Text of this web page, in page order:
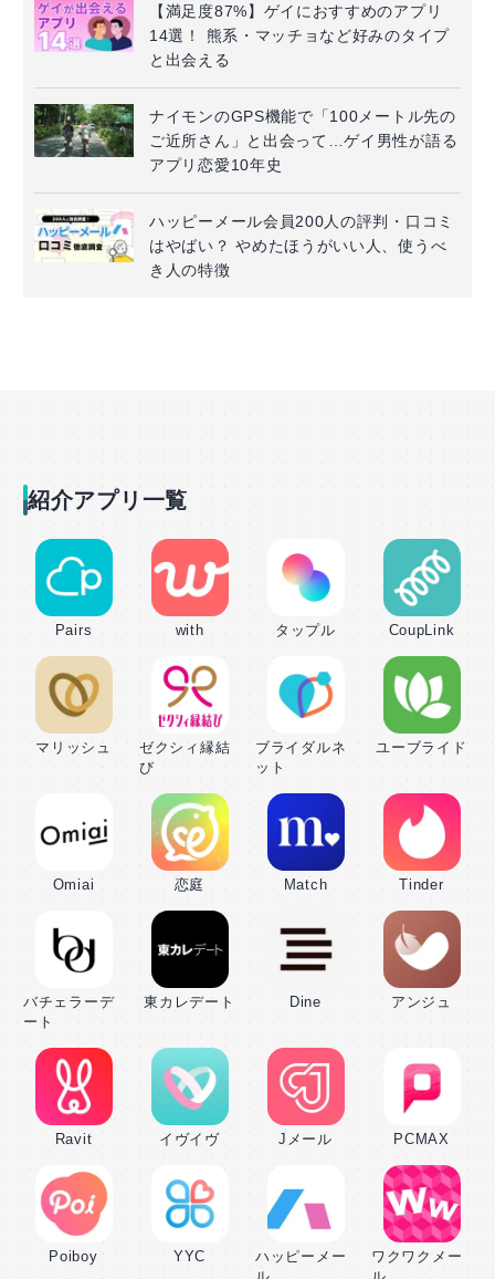
【満足度87%】ゲイにおすすめのアプリ
14選！ 熊系・マッチョなど好みのタイプ
と出会える
ナイモンのGPS機能で「100メートル先の
ご近所さん」と出会って…ゲイ男性が語る
アプリ恋愛10年史
ハッピーメール会員200人の評判・口コミ
はやばい？ やめたほうがいい人、使うべ
き人の特徴
紹介アプリ一覧
Pairs with タップル CoupLink
マリッシュ
ゼクシィ縁結
び
ブライダルネ
ット
ユーブライド
Omiai 恋庭 Match Tinder
バチェラーデ
ート
東カレデート Dine アンジュ
Ravit イヴイヴ Jメール PCMAX
Poiboy YYC
ハッピーメー
ワクワクメー